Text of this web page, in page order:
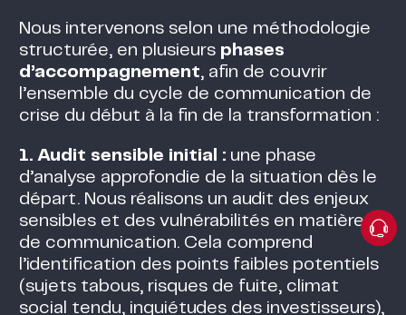
Nous intervenons selon une méthodologie
structurée, en plusieurs phases
d’accompagnement, afin de couvrir
l’ensemble du cycle de communication de
crise du début à la fin de la transformation :
1. Audit sensible initial :une phase
d’analyse approfondie de la situation dès le
départ. Nous réalisons un audit des enjeux
sensibles et des vulnérabilités en matière
de communication. Cela comprend
l’identification des points faibles potentiels
(sujets tabous, risques de fuite, climat
social tendu, inquiétudes des investisseurs),